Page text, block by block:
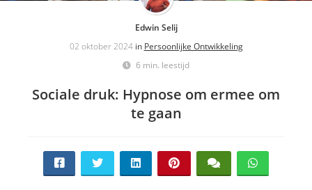
Edwin Selij
02 oktober 2024 in Persoonlijke Ontwikkeling
6 min. leestijd
Sociale druk: Hypnose om ermee om
te gaan